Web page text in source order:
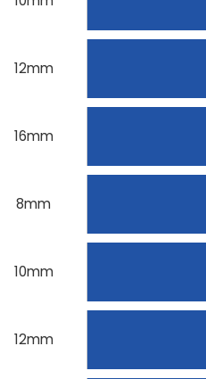
12mm
16mm
8mm
10mm
12mm